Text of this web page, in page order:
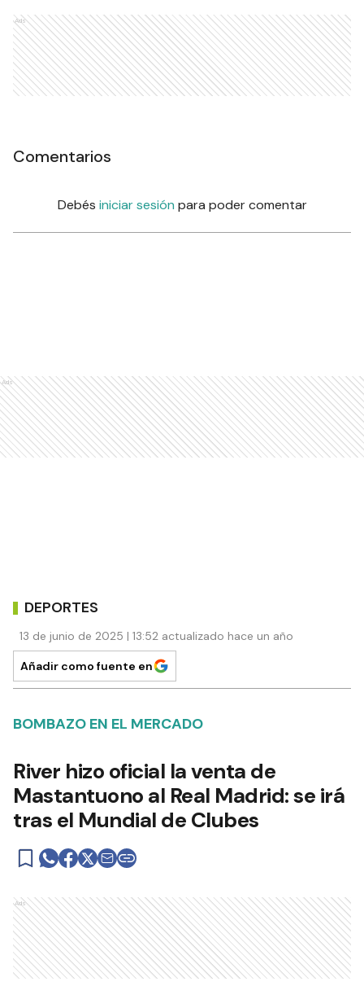
Ads
Comentarios
Debés iniciar sesión para poder comentar
Ads
DEPORTES
13 de junio de 2025 | 13:52 actualizado hace un año
Añadir como fuente en
BOMBAZO EN EL MERCADO
River hizo oficial la venta de
Mastantuono al Real Madrid: se irá
tras el Mundial de Clubes
Ads